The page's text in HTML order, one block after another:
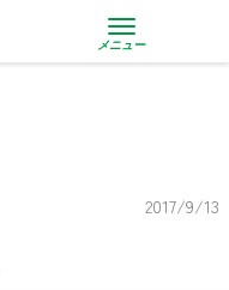
メニュー
2017/9/13